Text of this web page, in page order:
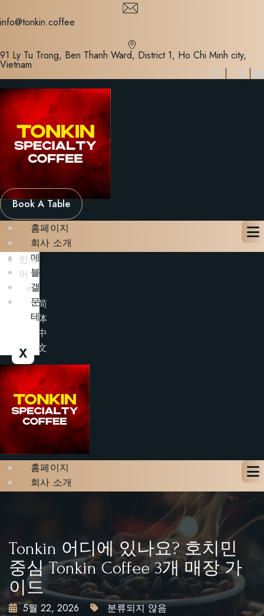
to
info@tonkin.coffee
91 Ly Tu Trong, Ben Thanh Ward, District 1, Ho Chi Minh city,
Vietnam
Book A Table
홈페이지
회사 소개
메뉴
블로그
갤러리
문의하기
테이블 예약하기
X
한국
어
简
体
中
文
홈페이지
회사 소개
문의하기
테이블 예약하기
X
Tonkin 어디에 있나요? 호치민
중심 Tonkin Coffee 3개 매장 가
이드
5월 22, 2026 분류되지 않음